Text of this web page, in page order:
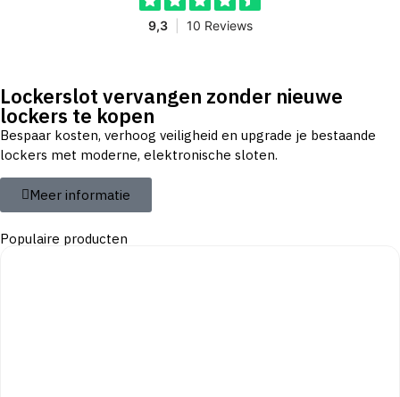
Lockerslot vervangen zonder nieuwe
lockers te kopen
Bespaar kosten, verhoog veiligheid en upgrade je bestaande
lockers met moderne, elektronische sloten.
Meer informatie
Populaire producten